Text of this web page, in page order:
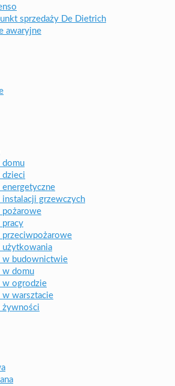
sprzedaży De Dietrich
awaryjne
domu
dzieci
grzewczych
pożarowe
pracy
przeciwpożarowe
użytkowania
w budownictwie
w domu
w ogrodzie
w warsztacie
żywności